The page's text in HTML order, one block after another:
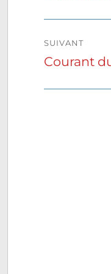
SUIVANT
Publication
Courant